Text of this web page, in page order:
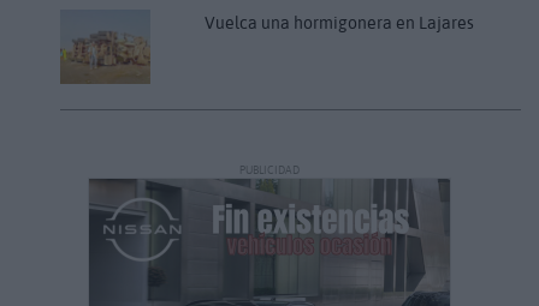
Vuelca una hormigonera en Lajares
PUBLICIDAD